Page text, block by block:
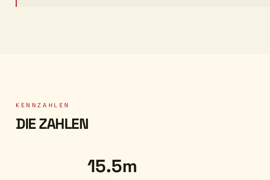
KENNZAHLEN
DIE ZAHLEN
15.5m